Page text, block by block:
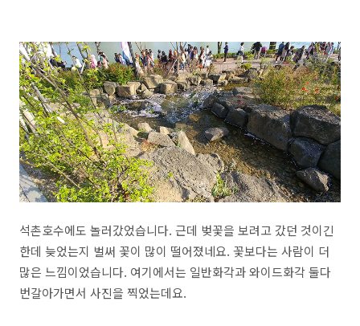
석촌호수에도 놀러갔었습니다. 근데 벚꽃을 보려고 갔던 것이긴
한데 늦었는지 벌써 꽃이 많이 떨어졌네요. 꽃보다는 사람이 더
많은 느낌이었습니다. 여기에서는 일반화각과 와이드화각 둘다
번갈아가면서 사진을 찍었는데요.